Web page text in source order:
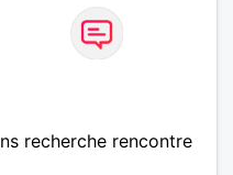
recherche rencontre